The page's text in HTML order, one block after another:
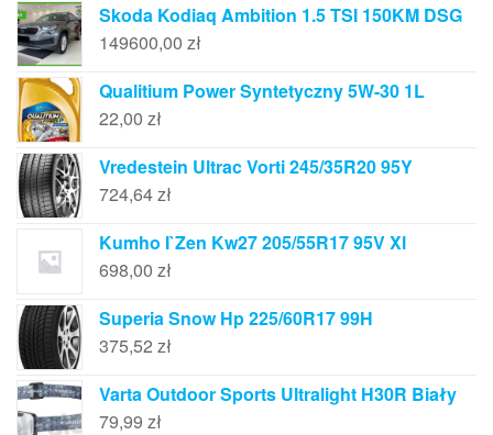
Skoda Kodiaq Ambition 1.5 TSI 150KM DSG
149600,00 zł
Qualitium Power Syntetyczny 5W-30 1L
22,00 zł
Vredestein Ultrac Vorti 245/35R20 95Y
724,64zł
Kumho I`Zen Kw27 205/55R17 95V Xl
698,00 zł
Superia Snow Hp 225/60R17 99H
375,52 zł
Varta Outdoor Sports Ultralight H30R Biały
79,99 zł